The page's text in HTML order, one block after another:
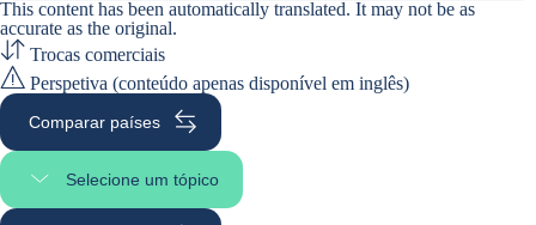
This content has been automatically translated. It may not be as
accurate as the original.
Trocas comerciais
Perspetiva (conteúdo apenas disponível em inglês)
Comparar países
Selecione um tópico
Selecionar a secção da página